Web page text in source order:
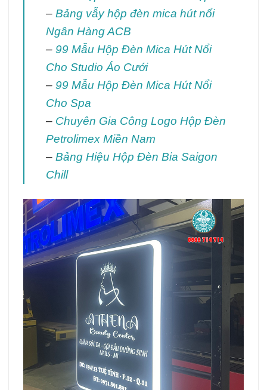
– Bảng vẫy hộp đèn mica hút nổi
Ngân Hàng ACB
– 99 Mẫu Hộp Đèn Mica Hút Nổi
Cho Studio Áo Cưới
– 99 Mẫu Hộp Đèn Mica Hút Nổi
Cho Spa
– Chuyên Gia Công Logo Hộp Đèn
Petrolimex Miền Nam
– Bảng Hiệu Hộp Đèn Bia Saigon
Chill